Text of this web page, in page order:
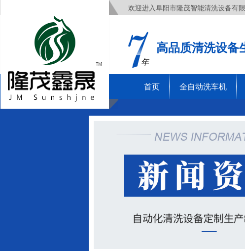
欢迎进入阜阳市隆茂智能清洗设备有
年
高品质清洗设备
首页 全自动洗车机